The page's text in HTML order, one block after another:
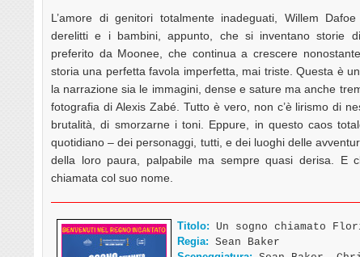
L’amore di genitori totalmente inadeguati, Willem
derelitti e i bambini, appunto, che si inventano storie
preferito da Moonee, che continua a crescere
storia una perfetta favola imperfetta, mai triste. Questa è
la narrazione sia le immagini, dense e sature ma anche
fotografia di Alexis Zabé. Tutto è vero, non c’è lirismo di
brutalità, di smorzarne i toni. Eppure, in questo caos
quotidiano – dei personaggi, tutti, e dei luoghi delle
della loro paura, palpabile ma sempre quasi derisa. E
chiamata col suo nome.
Titolo: Un sogno chiamato
Regia: Sean Baker